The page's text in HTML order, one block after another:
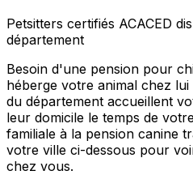
Petsitters certifiés ACACED
département
Besoin d'une pension pour
héberge votre animal chez
du département accueillent
leur domicile le temps de
familiale à la pension canine
votre ville ci-dessous pour
chez vous.